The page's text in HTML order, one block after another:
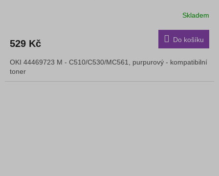
Skladem
529 Kč Do košíku
OKI 44469723 M - C510/C530/MC561, purpurový - kompatibilní
toner